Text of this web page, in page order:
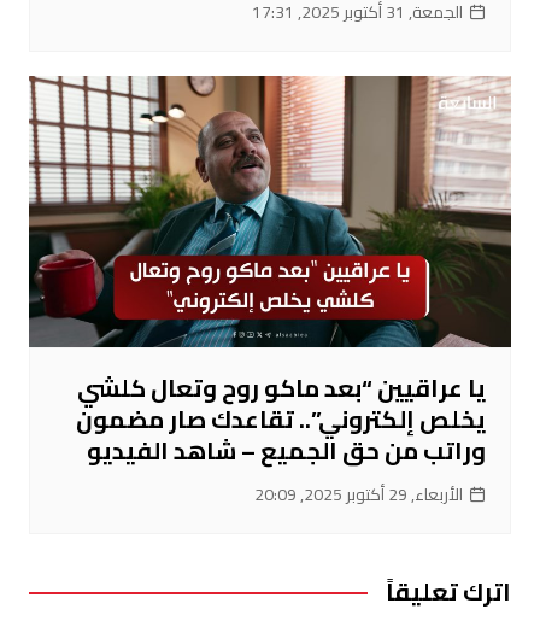
الجمعة, 31 أكتوبر 2025, 17:31
يا عراقيين “بعد ماكو روح وتعال كلشي
يخلص إلكتروني”.. تقاعدك صار مضمون
وراتب من حق الجميع – شاهد الفيديو
الأربعاء, 29 أكتوبر 2025, 20:09
اترك تعليقاً